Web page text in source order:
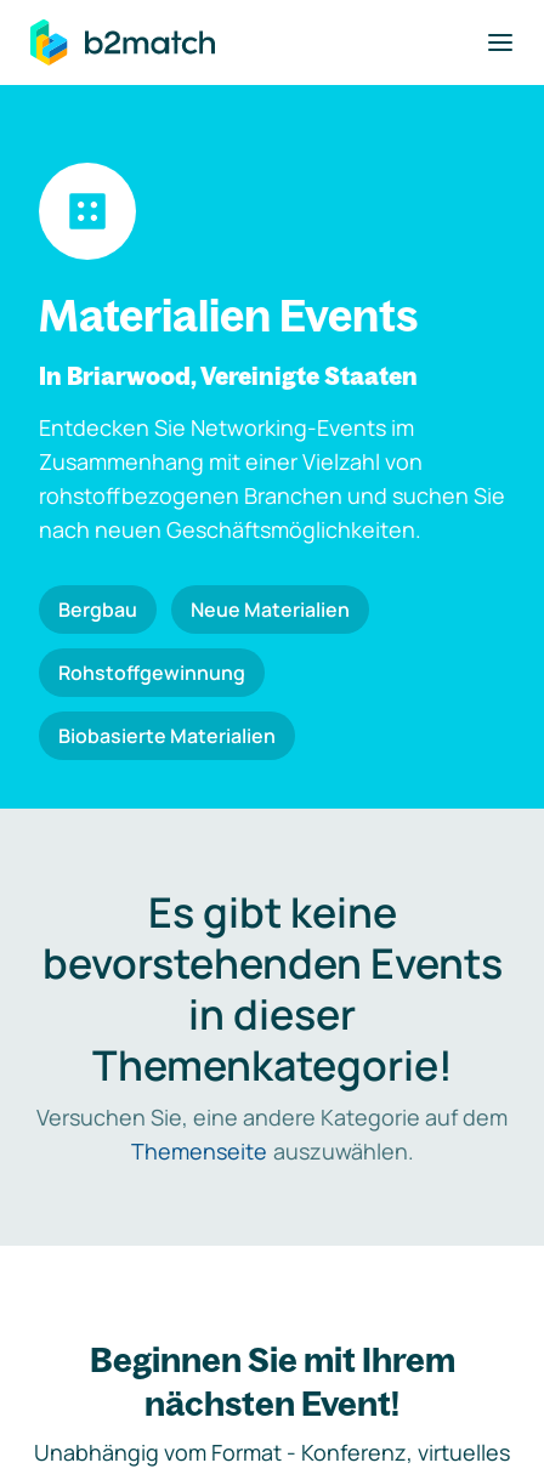
springen
Materialien Events
In Briarwood, Vereinigte Staaten
Entdecken Sie Networking-Events im
Zusammenhang mit einer Vielzahl von
rohstoffbezogenen Branchen und suchen Sie
nach neuen Geschäftsmöglichkeiten.
Bergbau Neue Materialien
Rohstoffgewinnung
Biobasierte Materialien
Es gibt keine
bevorstehenden Events
in dieser
Themenkategorie!
Versuchen Sie, eine andere Kategorie auf dem
Themenseite auszuwählen.
Beginnen Sie mit Ihrem
nächsten Event!
Unabhängig vom Format - Konferenz, virtuelles